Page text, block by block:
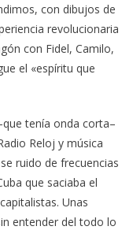
con dibujos de
revolucionaria
con Fidel, Camilo,
el «espíritu que
tenía onda corta–
Reloj y música
ruido de frecuencias
que saciaba el
Unas
entender del todo lo